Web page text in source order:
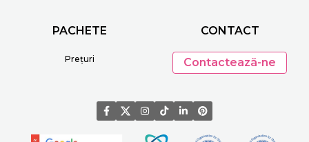
PACHETE
Prețuri
CONTACT
Contactează-ne